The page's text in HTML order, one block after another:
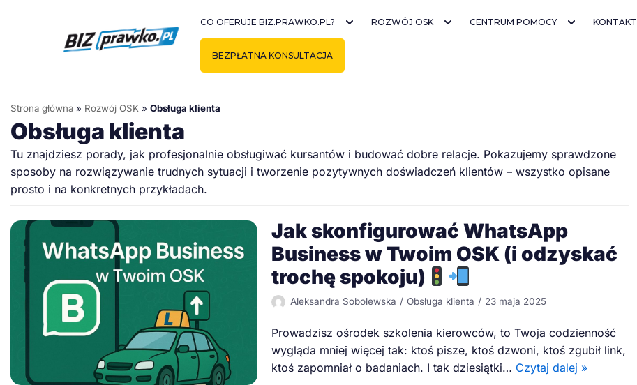
CO OFERUJE BIZ.PRAWKO.PL? ROZWÓJ OSK CENTRUM POMOCY KONTAKT
BEZPŁATNA KONSULTACJA
Strona główna » Rozwój OSK » Obsługa klienta
Obsługa klienta
Tu znajdziesz porady, jak profesjonalnie obsługiwać kursantów i budować dobre relacje. Pokazujemy sprawdzone
sposoby na rozwiązywanie trudnych sytuacji i tworzenie pozytywnych doświadczeń klientów – wszystko opisane
prosto i na konkretnych przykładach.
Jak skonfigurować WhatsApp
Business w Twoim OSK (i odzyskać
trochę spokoju)
Aleksandra Sobolewska Obsługa klienta 23 maja 2025
Prowadzisz ośrodek szkolenia kierowców, to Twoja codzienność
wygląda mniej więcej tak: ktoś pisze, ktoś dzwoni, ktoś zgubił link,
ktoś zapomniał o badaniach. I tak dziesiątki… Czytaj dalej »